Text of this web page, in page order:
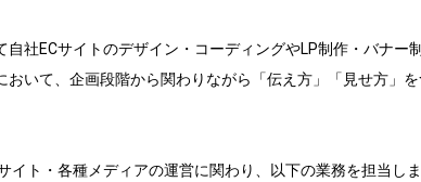
社ECサイトのデザイン・コーディングやLP制作・バナー
おいて、企画段階から関わりながら「伝え方」「見せ方」を
イト・各種メディアの運営に関わり、以下の業務を担当しま